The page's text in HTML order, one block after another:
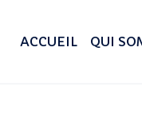
ACCUEIL QUI